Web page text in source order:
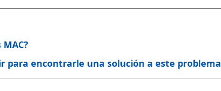
para encontrarle una solución a este problema